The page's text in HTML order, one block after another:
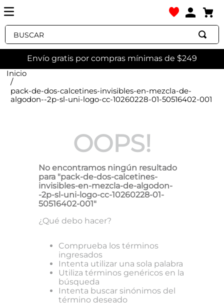
Buscar
Envío gratis por compras mínimas de $249
pack-de-dos-calcetines-invisibles-en-mezcla-de-
algodon--2p-sl-uni-logo-cc-10260228-01-50516402-001
OOPS!
No encontramos ningún resultado
para "pack-de-dos-calcetines-
invisibles-en-mezcla-de-algodon-
-2p-sl-uni-logo-cc-10260228-01-
50516402-001"
¿Qué debo hacer?
Comprueba los términos
ingresados
Intenta utilizar una sola palabra
Utiliza términos genéricos en la
búsqueda
Intenta buscar sinónimos del
término deseado